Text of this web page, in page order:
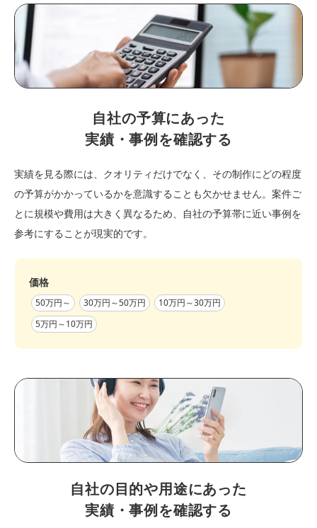
自社の予算にあった
実績・事例を確認する
実績を見る際には、クオリティだけでなく、その制作にどの程度
の予算がかかっているかを意識することも欠かせません。案件ご
とに規模や費用は大きく異なるため、自社の予算帯に近い事例を
参考にすることが現実的です。
価格
50万円～ 30万円～50万円
10万円～30万円
5万円～10万円
自社の目的や用途にあった
実績・事例を確認する